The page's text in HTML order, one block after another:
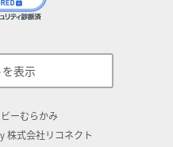
表示
ーむらかみ
株式会社リコネクト